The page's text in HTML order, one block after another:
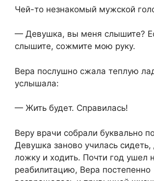
Чей-то незнакомый мужской
— Девушка, вы меня слышите?
слышите, сожмите мою руку.
Вера послушно сжала теплую
услышала:
— Жить будет. Справилась!
Веру врачи собрали буквально
Девушка заново училась
ложку и ходить. Почти год ушел
реабилитацию, Вера постепенно